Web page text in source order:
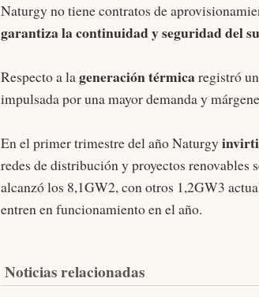
Naturgy no tiene contratos de
garantiza la continuidad y seguridad del
Respecto a lageneración térmicaregistró
impulsada por una mayor demanda y
En el primer trimestre del año Naturgy
redes de distribución y proyectos renovables
alcanzó los 8,1GW2, con otros 1,2GW3
entren en funcionamiento en el año.
Noticias relacionadas